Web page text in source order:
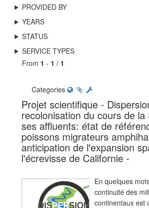
PROVIDED BY
YEARS
STATUS
SERVICE TYPES
From 1 - 1 / 1
Categories
Projet scientifique -
recolonisation du cours de
ses affluents: état de
poissons migrateurs
anticipation de l'expansion
l'écrevisse de Californie -
En quelques
continuité des
continentaux est